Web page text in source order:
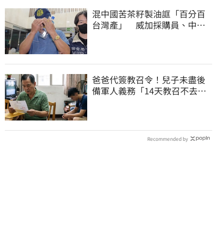
混中國苦茶籽製油誆「百分百
台灣產」 威加採購員、中間
爸爸代簽教召令！兒子未盡後
備軍人義務「14天教召不去」
Recommended by